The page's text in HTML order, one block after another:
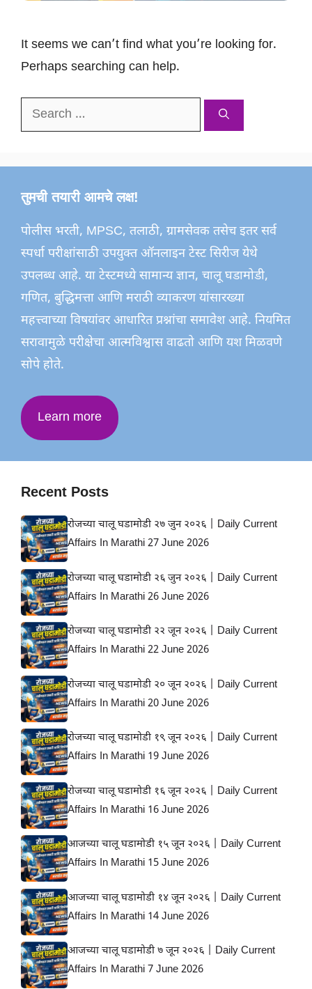
It seems we can’t find what you’re looking for.
Perhaps searching can help.
Search
for:
तुमची तयारी आमचे लक्ष!
पोलीस भरती, MPSC, तलाठी, ग्रामसेवक तसेच इतर सर्व
स्पर्धा परीक्षांसाठी उपयुक्त ऑनलाइन टेस्ट सिरीज येथे
उपलब्ध आहे. या टेस्टमध्ये सामान्य ज्ञान, चालू घडामोडी,
गणित, बुद्धिमत्ता आणि मराठी व्याकरण यांसारख्या
महत्त्वाच्या विषयांवर आधारित प्रश्नांचा समावेश आहे. नियमित
सरावामुळे परीक्षेचा आत्मविश्वास वाढतो आणि यश मिळवणे
सोपे होते.
Learn more
Recent Posts
रोजच्या चालू घडामोडी २७ जुन २०२६ | Daily Current
Affairs In Marathi 27 June 2026
रोजच्या चालू घडामोडी २६ जुन २०२६ | Daily Current
Affairs In Marathi 26 June 2026
रोजच्या चालू घडामोडी २२ जून २०२६ | Daily Current
Affairs In Marathi 22 June 2026
रोजच्या चालू घडामोडी २० जून २०२६ | Daily Current
Affairs In Marathi 20 June 2026
रोजच्या चालू घडामोडी १९ जून २०२६ | Daily Current
Affairs In Marathi 19 June 2026
रोजच्या चालू घडामोडी १६ जून २०२६ | Daily Current
Affairs In Marathi 16 June 2026
आजच्या चालू घडामोडी १५ जून २०२६ | Daily Current
Affairs In Marathi 15 June 2026
आजच्या चालू घडामोडी १४ जून २०२६ | Daily Current
Affairs In Marathi 14 June 2026
आजच्या चालू घडामोडी ७ जून २०२६ | Daily Current
Affairs In Marathi 7 June 2026